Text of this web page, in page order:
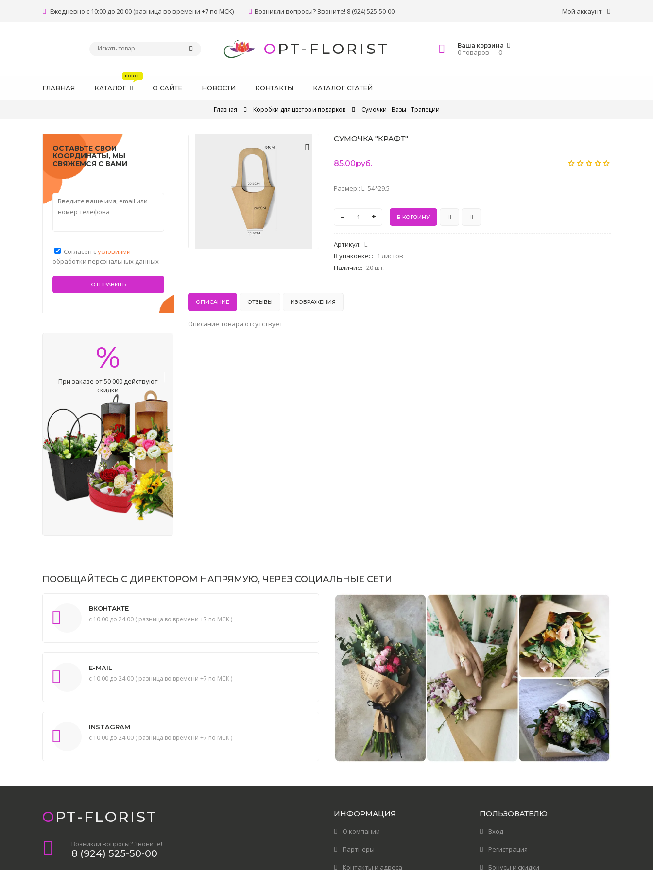
Мой аккаунт
Ежедневно с 10:00 до 20:00 (разница во времени +7 по МСК) Возникли вопросы? Звоните! 8 (924) 525-50-00
OPT-FLORIST
Ваша корзина
0 товаров —0
ГЛАВНАЯ КАТАЛОГ О САЙТЕ НОВОСТИ КОНТАКТЫ КАТАЛОГ СТАТЕЙ
Главная Коробки для цветов и подарков Сумочки - Вазы - Трапеции
СУМОЧКА "КРАФТ"
85.00руб.
Размер:: L- 54*29.5
- +
Артикул: L
В упаковке: :
1 листов
Наличие: 20 шт.
ОПИСАНИЕ ОТЗЫВЫ ИЗОБРАЖЕНИЯ
Описание товара отсутствует
ОСТАВЬТЕ СВОИ
КООРДИНАТЫ, МЫ
СВЯЖЕМСЯ С ВАМИ
Согласен сусловиями
обработки персональных данных
%
При заказе от 50 000 действуют
скидки
ПООБЩАЙТЕСЬ С ДИРЕКТОРОМ НАПРЯМУЮ, ЧЕРЕЗ СОЦИАЛЬНЫЕ СЕТИ
ВКОНТАКТЕ
с 10.00 до 24.00 ( разница во времени +7 по МСК )
E-MAIL
с 10.00 до 24.00 ( разница во времени +7 по МСК )
INSTAGRAM
с 10.00 до 24.00 ( разница во времени +7 по МСК )
OPT-FLORIST
Возникли вопросы? Звоните!
8 (924) 525-50-00
ИНФОРМАЦИЯ
О компании
Партнеры
Контакты и адреса
ПОЛЬЗОВАТЕЛЮ
Вход
Регистрация
Бонусы и скидки